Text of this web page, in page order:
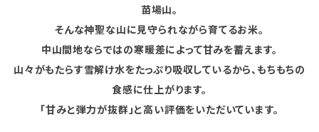
苗場山。
そんな神聖な山に見守られながら育てるお米。
中山間地ならではの寒暖差によって甘みを蓄えます。
山々がもたらす雪解け水をたっぷり吸収しているから、もちもちの
食感に仕上がります。
「甘みと弾力が抜群」と高い評価をいただいています。